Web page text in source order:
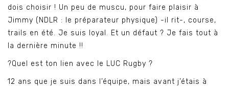
dois choisir ! Un peu de muscu, pour faire plaisir à
Jimmy (NDLR : le préparateur physique) -il rit-, course,
trails en été. Je suis loyal. Et un défaut ? Je fais tout à
la dernière minute !!
?Quel est ton lien avec le LUC Rugby ?
12 ans que je suis dans l’équipe, mais avant j’étais à